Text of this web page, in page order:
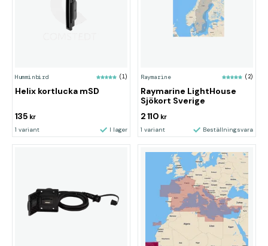
Humminbird (1)
Helix kortlucka mSD
135 kr
1 variant I lager
Raymarine (2)
Raymarine LightHouse
Sjökort Sverige
2 110 kr
1 variant Beställningsvara